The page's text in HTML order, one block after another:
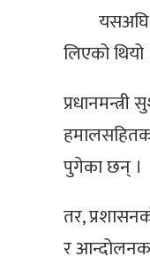
यसअघि
लिएको थियो
पुगेका छन् ।
तर,
र